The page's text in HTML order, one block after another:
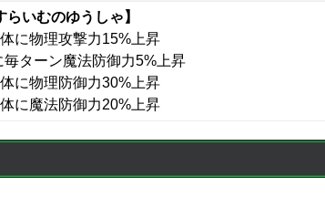
らいむのゆうしゃ】
に物理攻撃力15%上昇
毎ターン魔法防御力5%上昇
に物理防御力30%上昇
に魔法防御力20%上昇